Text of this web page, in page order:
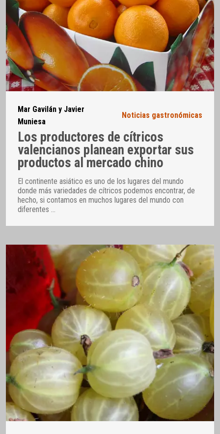
Mar Gavilán y Javier
Muniesa
Noticias gastronómicas
Los productores de cítricos
valencianos planean exportar sus
productos al mercado chino
El continente asiático es uno de los lugares del mundo
donde más variedades de cítricos podemos encontrar, de
hecho, si contamos en muchos lugares del mundo con
diferentes